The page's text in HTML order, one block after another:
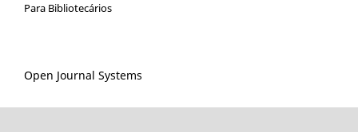
Para Bibliotecários
Open Journal Systems